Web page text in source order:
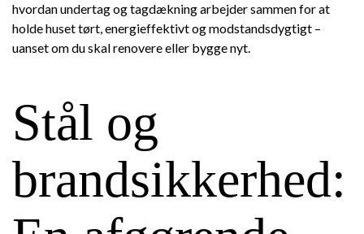
hvordan undertag og tagdækning arbejder sammen for at
holde huset tørt, energieffektivt og modstandsdygtigt –
uanset om du skal renovere eller bygge nyt.
Stål og
brandsikkerhed: